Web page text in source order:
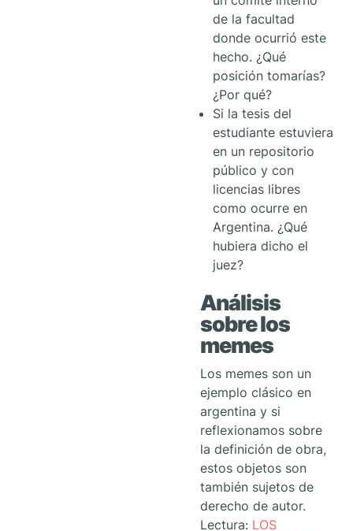
de la facultad
donde ocurrió este
hecho. ¿Qué
posición tomarías?
¿Por qué?
Si la tesis del
estudiante estuviera
en un repositorio
público y con
licencias libres
como ocurre en
Argentina. ¿Qué
hubiera dicho el
juez?
Análisis
sobre los
memes
Los memes son un
ejemplo clásico en
argentina y si
reflexionamos sobre
la definición de obra,
estos objetos son
también sujetos de
derecho de autor.
Lectura: LOS